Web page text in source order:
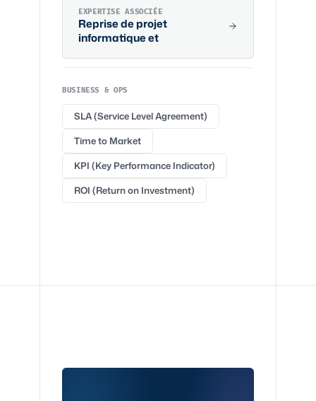
EXPERTISE ASSOCIÉE
Reprisede projet
informatique et
BUSINESS & OPS
SLA (Service Level Agreement)
Time to Market
KPI (Key Performance Indicator)
ROI (Return on Investment)